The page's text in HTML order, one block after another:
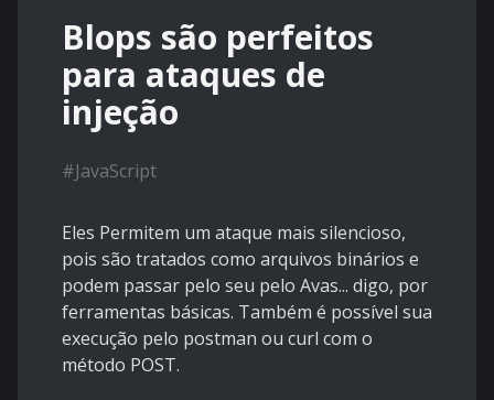
Blops são perfeitos
para ataques de
injeção
#JavaScript
Eles Permitem um ataque mais silencioso,
pois são tratados como arquivos binários e
podem passar pelo seu pelo Avas... digo, por
ferramentas básicas. Também é possível sua
execução pelo postman ou curl com o
método POST.